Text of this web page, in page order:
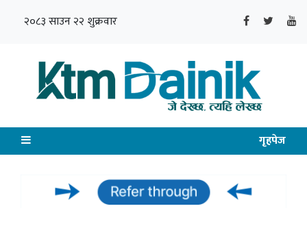
२०८३ साउन २२ शुक्रवार
गृहपेज